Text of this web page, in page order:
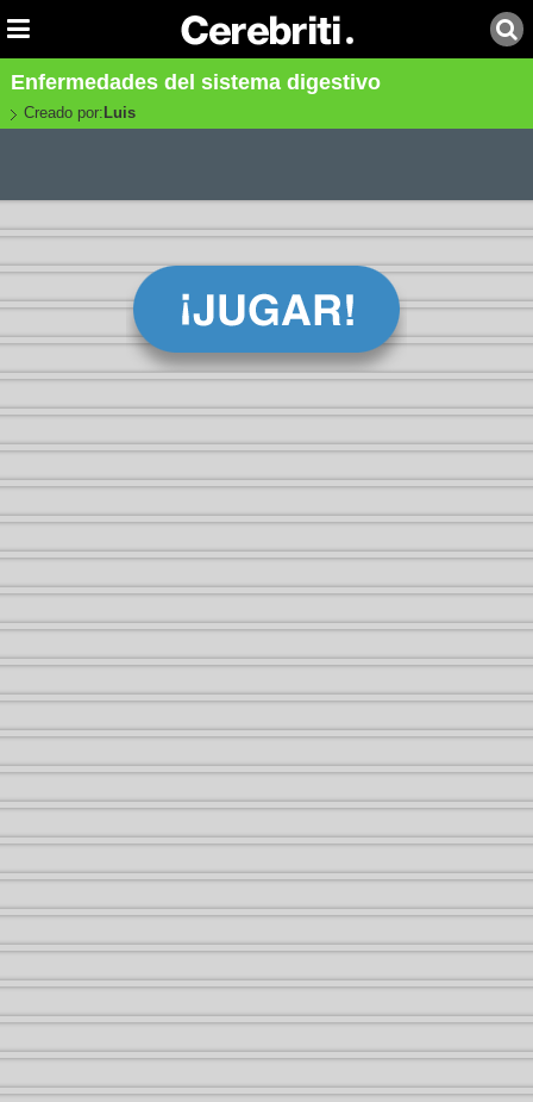
Enfermedades del sistema digestivo
Creado por: Luis